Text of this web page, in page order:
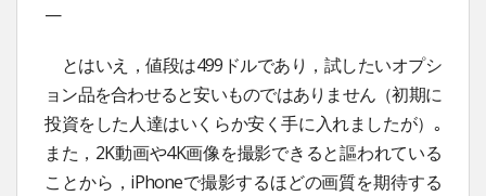
—
とはいえ，値段は499ドルであり，試したいオプシ
ョン品を合わせると安いものではありません（初期に
投資をした人達はいくらか安く手に入れましたが）｡
また，2K動画や4K画像を撮影できると謳われている
ことから，iPhoneで撮影するほどの画質を期待する